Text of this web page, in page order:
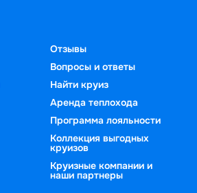
Отзывы
Вопросы и ответы
Найти круиз
Аренда теплохода
Программа лояльности
Коллекция выгодных
круизов
Круизные компании и
наши партнеры